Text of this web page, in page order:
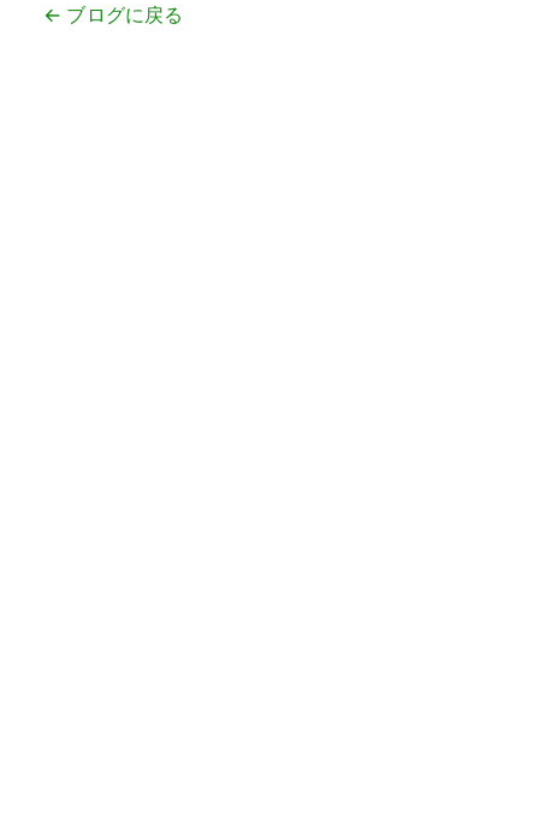
← ブログに戻る